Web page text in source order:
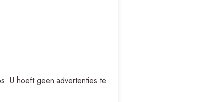
U hoeft geen advertenties te